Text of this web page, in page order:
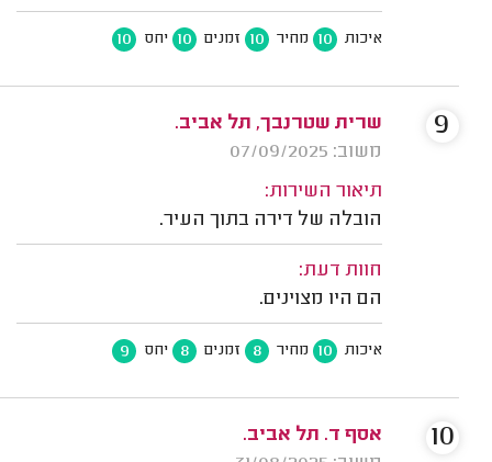
איכות 10 מחיר 10 זמנים 10 יחס 10
שרית שטרנבך, תל אביב.
משוב: 07/09/2025
תיאור השירות:
הובלה של דירה בתוך העיר.
חוות דעת:
הם היו מצוינים.
איכות 10 מחיר 8 זמנים 8 יחס 9
9
אסף ד. תל אביב.
10